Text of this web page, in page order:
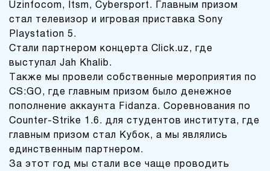
Uzinfocom, Itsm, Cybersport. Главным призом
стал телевизор и игровая приставка Sony
Playstation 5.
Стали партнером концерта Click.uz, где
выступал Jah Khalib.
Также мы провели собственные мероприятия по
CS:GO, где главным призом было денежное
пополнение аккаунта Fidanza. Соревнования по
Counter-Strike 1.6. для студентов института, где
главным призом стал Кубок, а мы являлись
единственным партнером.
За этот год мы стали все чаще проводить